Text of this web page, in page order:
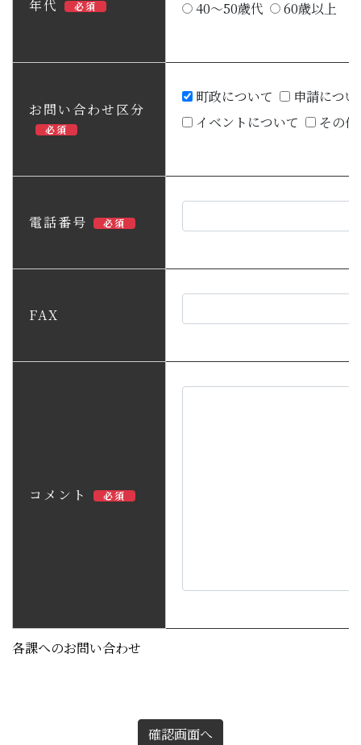
各課へのお問い合わせ
年代 必須
40～50歳代
60歳以上
お問い合わせ区分
必須
町政について
申請につ
イベントについて
その他
電話番号 必須
FAX
コメント 必須
確認画面へ